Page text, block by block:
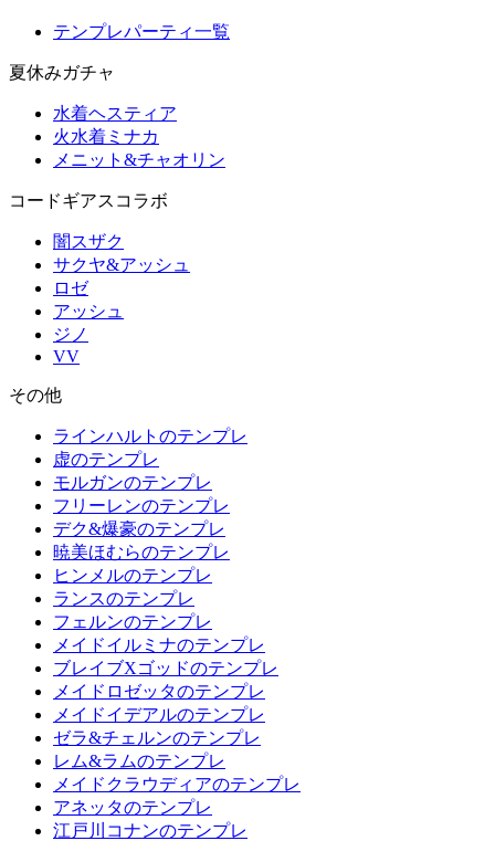
テンプレパーティ一覧
夏休みガチャ
水着ヘスティア
火水着ミナカ
メニット&チャオリン
コードギアスコラボ
闇スザク
サクヤ&アッシュ
ロゼ
アッシュ
ジノ
VV
その他
ラインハルトのテンプレ
虚のテンプレ
モルガンのテンプレ
フリーレンのテンプレ
デク&爆豪のテンプレ
暁美ほむらのテンプレ
ヒンメルのテンプレ
ランスのテンプレ
フェルンのテンプレ
メイドイルミナのテンプレ
ブレイブXゴッドのテンプレ
メイドロゼッタのテンプレ
メイドイデアルのテンプレ
ゼラ&チェルンのテンプレ
レム&ラムのテンプレ
メイドクラウディアのテンプレ
アネッタのテンプレ
江戸川コナンのテンプレ